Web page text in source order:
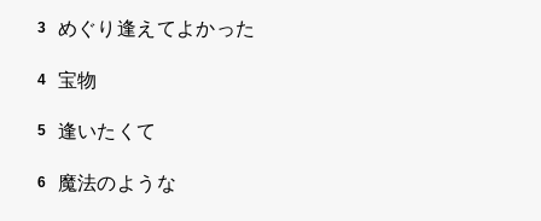
めぐり逢えてよかった
宝物
逢いたくて
魔法のような